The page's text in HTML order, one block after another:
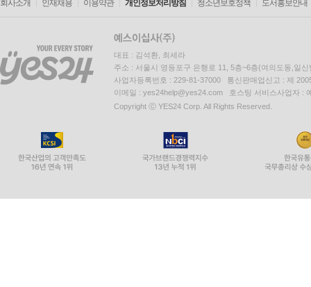
회사소개 인재채용 이용약관 개인정보처리방침 청소년보호정책 도서홍보안내
대표 : 김석환, 최세라
주소 : 서울시 영등포구 은행로 11, 5층~6층(여의도동,일신
사업자등록번호 : 229-81-37000 통신판매업신고 : 제
이메일 : yes24help@yes24.com 호스팅 서비스사업자 :
Copyright ⓒ YES24 Corp. All Rights Reserved.